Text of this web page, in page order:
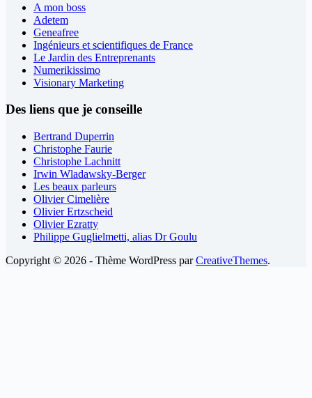
A mon boss
Adetem
Geneafree
Ingénieurs et scientifiques de France
Le Jardin des Entreprenants
Numerikissimo
Visionary Marketing
Des liens que je conseille
Bertrand Duperrin
Christophe Faurie
Christophe Lachnitt
Irwin Wladawsky-Berger
Les beaux parleurs
Olivier Cimelière
Olivier Ertzscheid
Olivier Ezratty
Philippe Guglielmetti, alias Dr Goulu
Copyright © 2026 - Thème WordPress parCreativeThemes.